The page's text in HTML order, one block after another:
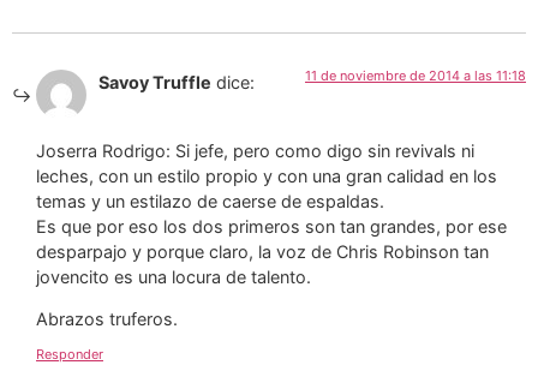
Savoy Truffle dice: 11 de noviembre de 2014 a las 11:18
Joserra Rodrigo: Si jefe, pero como digo sin revivals ni
leches, con un estilo propio y con una gran calidad en los
temas y un estilazo de caerse de espaldas.
Es que por eso los dos primeros son tan grandes, por ese
desparpajo y porque claro, la voz de Chris Robinson tan
jovencito es una locura de talento.
Abrazos truferos.
Responder